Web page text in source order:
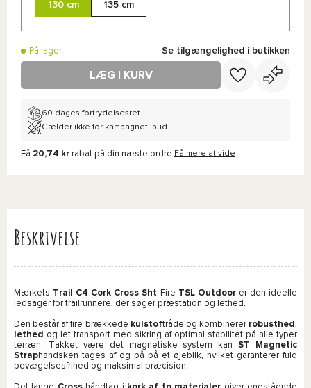
130 cm 135 cm
På lager Se tilgængelighed i butikken
LÆG I KURV
60 dages fortrydelsesret
Gælder ikke for kampagnetilbud
Få 20,74 kr rabat på din næste ordre. Få mere at vide
Beskrivelse
Mærkets Trail C4 Cork Cross Sht Fire TSL Outdoorer den ideelle
ledsager for trailrunnere, der søger præstation og lethed.
Den består af fire brækkede kulstoftråde og kombinerer robusthed
lethed
og let transport med sikring af optimal stabilitet på alle typer
terræn. Takket være det magnetiske system kan ST Magnetic
Straphandsken tages af og på på et øjeblik, hvilket garanterer fuld
bevægelsesfrihed og maksimal præcision.